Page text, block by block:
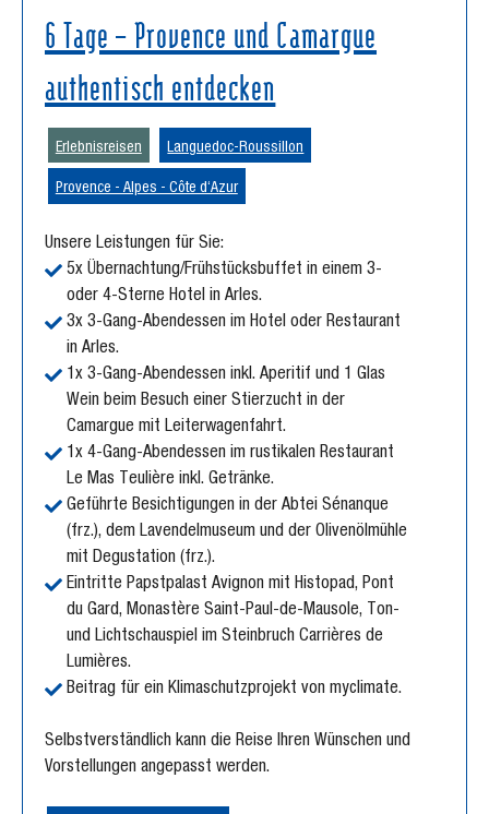
6 Tage – Provence und Camargue
authentisch entdecken
Erlebnisreisen Languedoc-Roussillon
Provence - Alpes - Côte d‘Azur
Unsere Leistungen für Sie:
5x Übernachtung/Frühstücksbuffet in einem 3-
oder 4-Sterne Hotel in Arles.
3x 3-Gang-Abendessen im Hotel oder Restaurant
in Arles.
1x 3-Gang-Abendessen inkl. Aperitif und 1 Glas
Wein beim Besuch einer Stierzucht in der
Camargue mit Leiterwagenfahrt.
1x 4-Gang-Abendessen im rustikalen Restaurant
Le Mas Teulière inkl. Getränke.
Geführte Besichtigungen in der Abtei Sénanque
(frz.), dem Lavendelmuseum und der Olivenölmühle
mit Degustation (frz.).
Eintritte Papstpalast Avignon mit Histopad, Pont
du Gard, Monastère Saint-Paul-de-Mausole, Ton-
und Lichtschauspiel im Steinbruch Carrières de
Lumières.
Beitrag für ein Klimaschutzprojekt von myclimate.
Selbstverständlich kann die Reise Ihren Wünschen und
Vorstellungen angepasst werden.